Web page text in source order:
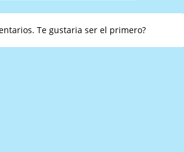
Te gustaria ser el primero?